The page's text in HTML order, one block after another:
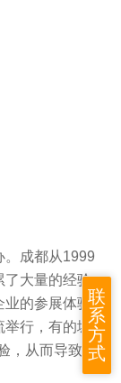
。成都从1999
了大量的经验，
业的参展体验非
举行，有的城市
，从而导致参
联
系
方
式